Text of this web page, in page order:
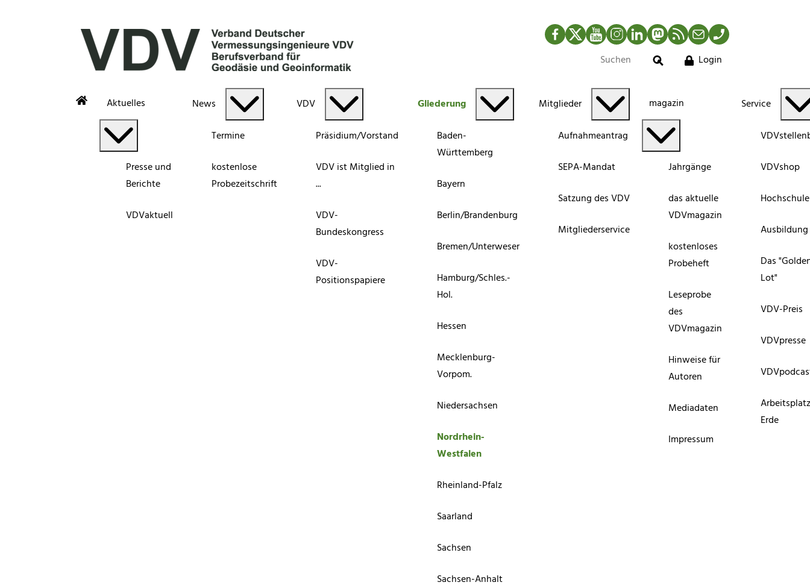
Facebook
TwitterYouTubeInstagram
LinkedInMastodonRSS-Newsfeed
MailTelefon
Suche
Login
Aktuelles
Presse und
Berichte
VDVaktuell
News
Termine
kostenlose
Probezeitschrift
VDV
Präsidium/Vorstand
VDV ist Mitglied in
...
VDV-
Bundeskongress
VDV-
Positionspapiere
Gliederung
Baden-
Württemberg
Bayern
Berlin/Brandenburg
Bremen/Unterweser
Hamburg/Schles.-
Hol.
Hessen
Mecklenburg-
Vorpom.
Niedersachsen
Nordrhein-
Westfalen
Rheinland-Pfalz
Saarland
Sachsen
Sachsen-Anhalt
Mitglieder
Aufnahmeantrag
SEPA-Mandat
Satzung des VDV
Mitgliederservice
magazin
Jahrgänge
das aktuelle
VDVmagazin
kostenloses
Probeheft
Leseprobe
des
VDVmagazin
Hinweise für
Autoren
Mediadaten
Impressum
Service
VDVshop
Ausbildung
Das
Lot"
VDV-Preis
VDVpresse
Erde